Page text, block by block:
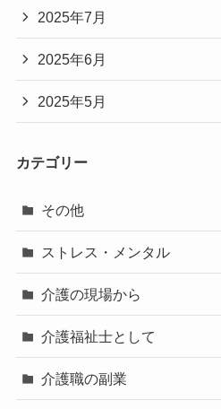
2025年7月
2025年6月
2025年5月
カテゴリー
その他
ストレス・メンタル
介護の現場から
介護福祉士として
介護職の副業